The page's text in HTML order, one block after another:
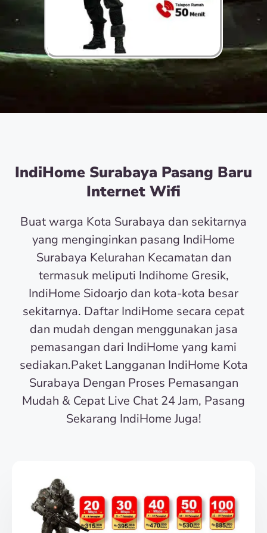
IndiHome Surabaya Pasang Baru
Internet Wifi
Buat warga Kota Surabaya dan sekitarnya
yang menginginkan pasang IndiHome
Surabaya Kelurahan Kecamatan dan
termasuk meliputi Indihome Gresik,
IndiHome Sidoarjo dan kota-kota besar
sekitarnya. Daftar IndiHome secara cepat
dan mudah dengan menggunakan jasa
pemasangan dari IndiHome yang kami
sediakan.Paket Langganan IndiHome Kota
Surabaya Dengan Proses Pemasangan
Mudah & Cepat Live Chat 24 Jam, Pasang
Sekarang IndiHome Juga!